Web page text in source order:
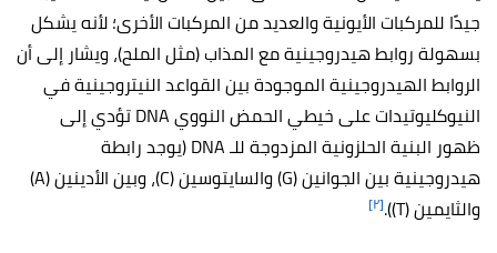
جيدًا للمركبات الأيونية والعديد من المركبات الأخرى؛ لأنه يشكل
بسهولة روابط هيدروجينية مع المذاب (مثل الملح)، ويشار إلى أن
الروابط الهيدروجينية الموجودة بين القواعد النيتروجينية في
النيوكليوتيدات على خيطي الحمض النووي DNA تؤدي إلى
ظهور البنية الحلزونية المزدوجة للـ DNA (يوجد رابطة
هيدروجينية بين الجوانين (G) والسايتوسين (C)، وبين الأدينين (A)
والثايمين (T)).
[٢]